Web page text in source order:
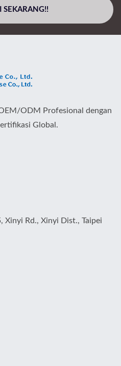
SEKARANG!!
ODM Profesional dengan
Global.
Xinyi Rd., Xinyi Dist., Taipei